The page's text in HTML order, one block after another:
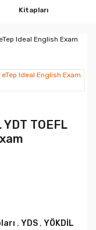
Kitapları
YDT TOEFL
,YDS,YÖKDİL